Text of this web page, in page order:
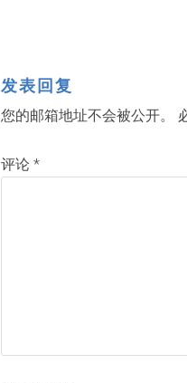
发表回复
您的邮箱地址不会被公开。
评论 *